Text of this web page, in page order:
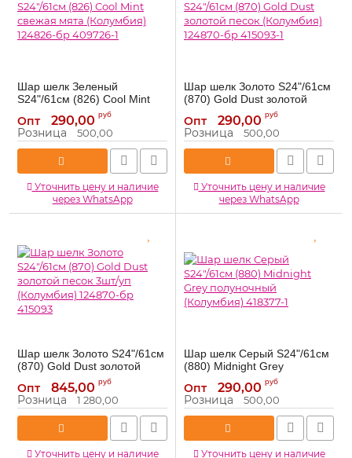
Шар шелк Зеленый
S24"/61см (826) Cool Mint
свежая мята (Колумбия)
124826-бр 409726-1
Артикул: 409726-1
Опт 290,00 руб
Розница 500,00
Уточнить цену и наличие
через WhatsApp
Шар шелк Золото S24"/61см
(870) Gold Dust золотой
песок (Колумбия) 124870-бр
415093-1
Артикул: 415093-1
Опт 290,00 руб
Розница 500,00
Уточнить цену и наличие
через WhatsApp
Шар шелк Золото S24"/61см
(870) Gold Dust золотой
песок 3шт/уп (Колумбия)
124870-бр 415093
Артикул: 415093
Опт 845,00 руб
Розница 1 280,00
Уточнить цену и наличие
Шар шелк Серый S24"/61см
(880) Midnight Grey
полуночный (Колумбия)
418377-1
Артикул: 418377-1
Опт 290,00 руб
Розница 500,00
Уточнить цену и наличие